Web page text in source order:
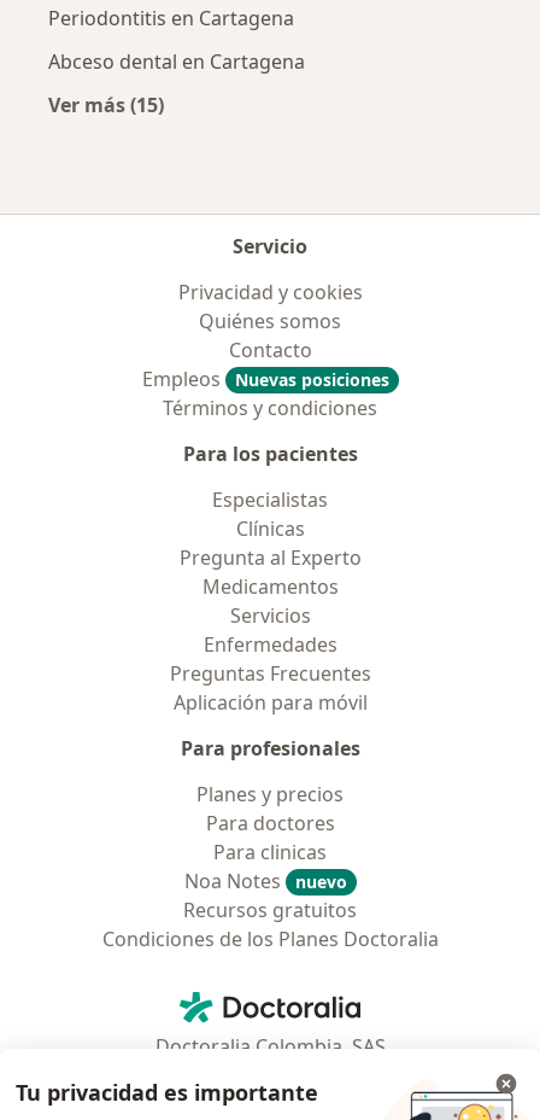
Periodontitis en Cartagena
Abceso dental en Cartagena
Ver más (15)
Servicio
Privacidad y cookies
Quiénes somos
Contacto
Empleos
Nuevas posiciones
Términos y condiciones
Para los pacientes
Especialistas
Clínicas
Pregunta al Experto
Medicamentos
Servicios
Enfermedades
Preguntas Frecuentes
Aplicación para móvil
Para profesionales
Planes y precios
Para doctores
Para clinicas
Noa Notes
nuevo
Recursos gratuitos
Condiciones de los Planes Doctoralia
Doctoralia - Página de inicio
Doctoralia Colombia, SAS
Municipio: Bogotá D.C., Colombia
Tu privacidad es importante